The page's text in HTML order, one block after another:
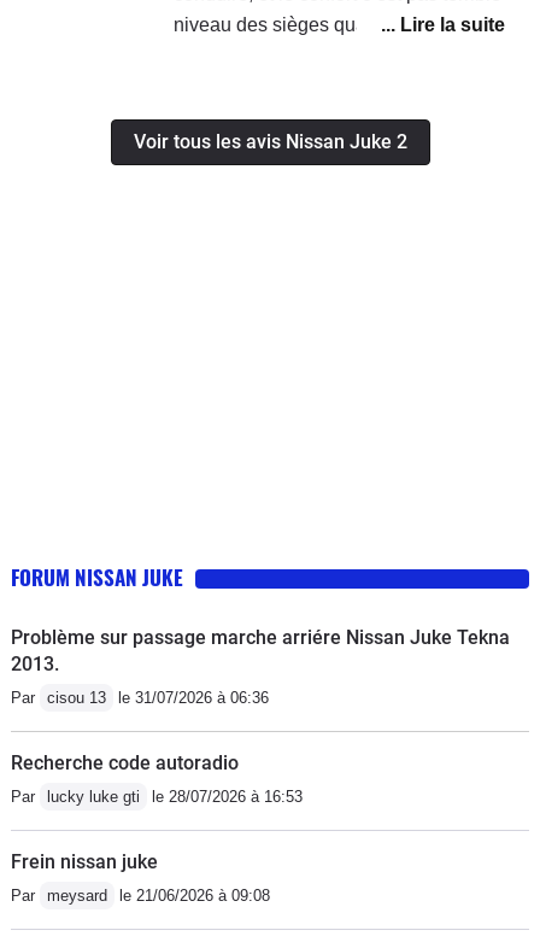
niveau des sièges quand on fait des
sa pousse bien j était étonné, y a
grand coffre pour un petit suv, et la
Voir tous les avis Nissan Juke 2
FORUM NISSAN JUKE
Problème sur passage marche arriére Nissan Juke Tekna
2013.
Par cisou 13 le 31/07/2026 à 06:36
Recherche code autoradio
Par lucky luke gti le 28/07/2026 à 16:53
Frein nissan juke
Par meysard le 21/06/2026 à 09:08